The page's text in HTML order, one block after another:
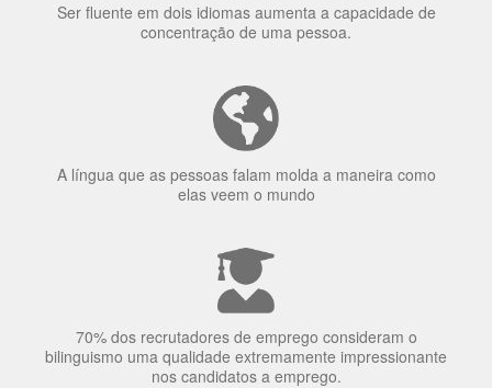
Ser fluente em dois idiomas aumenta a capacidade de
concentração de uma pessoa.
A língua que as pessoas falam molda a maneira como
elas veem o mundo
70% dos recrutadores de emprego consideram o
bilinguismo uma qualidade extremamente impressionante
nos candidatos a emprego.